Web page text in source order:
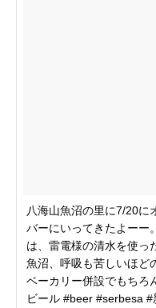
八海山魚沼の里に7/20に
バーにいってきたよーー
は、雷電様の清水を使っ
魚沼、呼吸も苦しいほど
ベーカリー併設でもちろ
ビール #beer #serbesa